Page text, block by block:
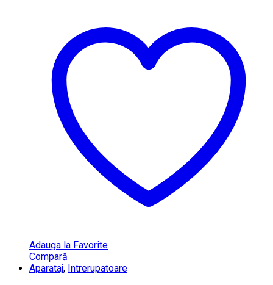
Adauga la Favorite
Compară
Aparataj, Intrerupatoare